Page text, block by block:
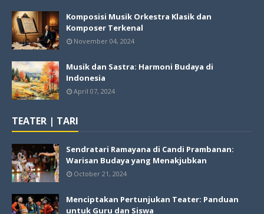
Komposisi Musik Orkestra Klasik dan
Komposer Terkenal
November 04, 2024
Musik dan Sastra: Harmoni Budaya di
Indonesia
April 07, 2024
TEATER | TARI
Sendratari Ramayana di Candi Prambanan:
Warisan Budaya yang Menakjubkan
October 21, 2024
Menciptakan Pertunjukan Teater: Panduan
untuk Guru dan Siswa